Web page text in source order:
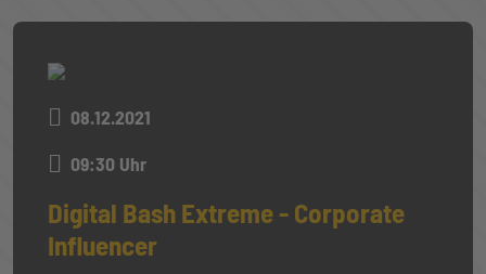
08.12.2021
09:30 Uhr
Digital Bash Extreme - Corporate
Influencer